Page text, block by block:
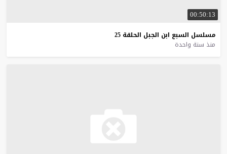
00:50:13
مسلسل السبع ابن الجبل الحلقة 25
منذ سنة واحدة